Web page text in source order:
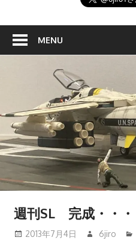
MENU
週刊SL 完成・・
2013年7月4日 6jiro